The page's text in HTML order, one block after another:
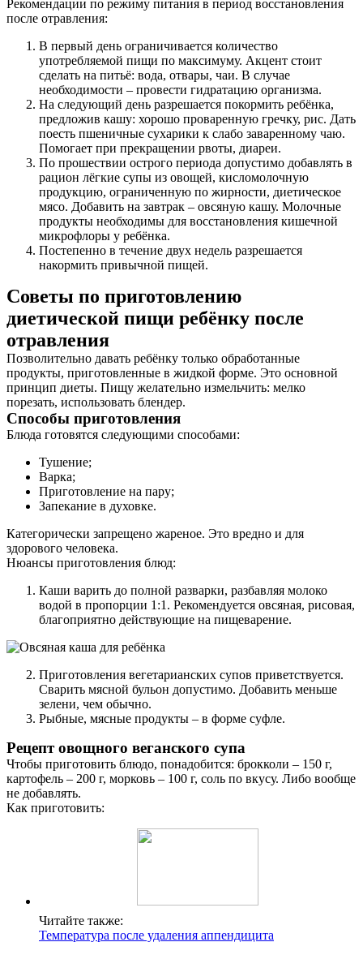
Рекомендации по режиму питания в период восстановления
после отравления:
В первый день ограничивается количество
употребляемой пищи по максимуму. Акцент стоит
сделать на питьё: вода, отвары, чаи. В случае
необходимости – провести гидратацию организма.
На следующий день разрешается покормить ребёнка,
предложив кашу: хорошо проваренную гречку, рис. Дать
поесть пшеничные сухарики к слабо заваренному чаю.
Помогает при прекращении рвоты, диареи.
По прошествии острого периода допустимо добавлять в
рацион лёгкие супы из овощей, кисломолочную
продукцию, ограниченную по жирности, диетическое
мясо. Добавить на завтрак – овсяную кашу. Молочные
продукты необходимы для восстановления кишечной
микрофлоры у ребёнка.
Постепенно в течение двух недель разрешается
накормить привычной пищей.
Советы по приготовлению
диетической пищи ребёнку после
отравления
Позволительно давать ребёнку только обработанные
продукты, приготовленные в жидкой форме. Это основной
принцип диеты. Пищу желательно измельчить: мелко
порезать, использовать блендер.
Способы приготовления
Блюда готовятся следующими способами:
Тушение;
Варка;
Приготовление на пару;
Запекание в духовке.
Категорически запрещено жареное. Это вредно и для
здорового человека.
Нюансы приготовления блюд:
Каши варить до полной разварки, разбавляя молоко
водой в пропорции 1:1. Рекомендуется овсяная, рисовая,
благоприятно действующие на пищеварение.
Приготовления вегетарианских супов приветствуется.
Сварить мясной бульон допустимо. Добавить меньше
зелени, чем обычно.
Рыбные, мясные продукты – в форме суфле.
Рецепт овощного веганского супа
Чтобы приготовить блюдо, понадобится: брокколи – 150 г,
картофель – 200 г, морковь – 100 г, соль по вкусу. Либо вообще
не добавлять.
Как приготовить:
Читайте также:
Температура после удаления аппендицита